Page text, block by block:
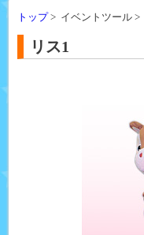
トップ> イベントツール >
リス1